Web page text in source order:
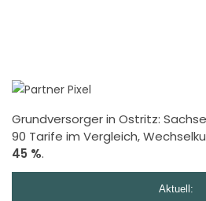
Grundversorger in Ostritz:
90 Tarife im Vergleich,
45 %.
Aktuell: